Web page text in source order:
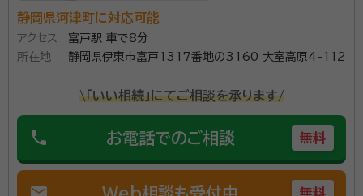
静岡県河津町に対応可能
アクセス
富戸駅 車で8分
所在地
静岡県伊東市富戸1317番地の3160 大室高原4-112
\「いい相続」にてご相談を承ります/
phone お電話でのご相談 無料
Web相談も受付中 無料